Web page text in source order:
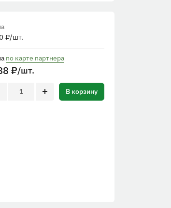
₽/шт.
по карте партнера
₽/шт.
В корзину